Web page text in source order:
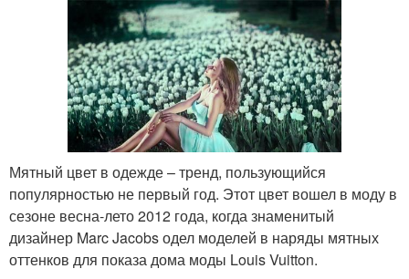
Мятный цвет в одежде – тренд, пользующийся
популярностью не первый год. Этот цвет вошел в моду в
сезоне весна-лето 2012 года, когда знаменитый
дизайнер Marc Jacobs одел моделей в наряды мятных
оттенков для показа дома моды Louis Vuitton.